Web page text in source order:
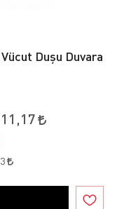
Duşu Duvara